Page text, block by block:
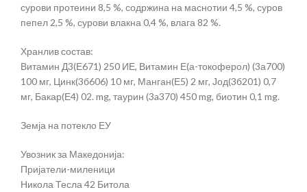
сурови протеини 8,5 %, содржина на маснотии 4,5 %, суров
пепел 2,5 %, сурови влакна 0,4 %, влага 82 %.
Хранлив состав:
Витамин Д3(Е671) 250 ИЕ, Витамин Е(а-токоферол) (3а700)
100 мг, Цинк(3б606) 10 мг, Манган(Е5) 2 мг, Јод(3б201) 0,7
мг, Бакар(Е4) 02. mg, таурин (3a370) 450 mg, биотин 0,1 mg.
Земја на потекло ЕУ
Увозник за Македонија:
Пријатели-миленици
Никола Тесла 42 Битола